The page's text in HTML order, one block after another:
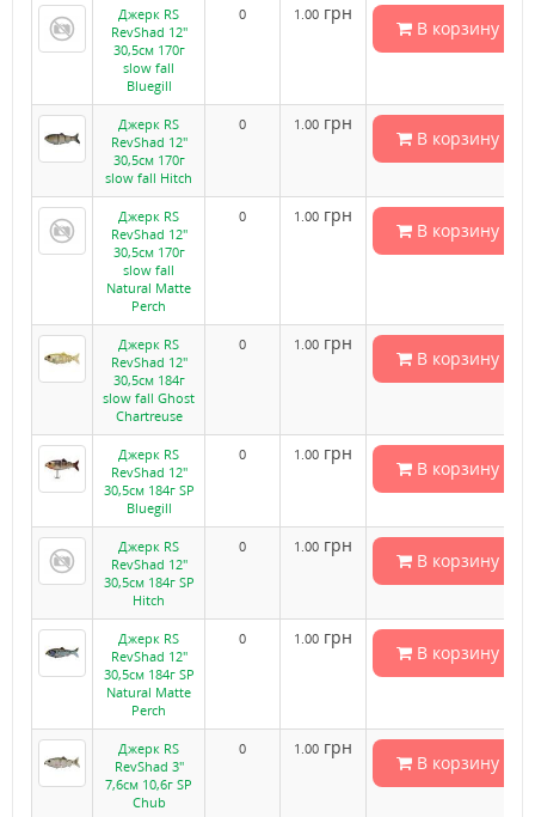
Джерк RS
RevShad 12"
30,5см 170г
slow fall
Bluegill
0 1.00 грн
В корзину
Джерк RS
RevShad 12"
30,5см 170г
slow fall Hitch
0 1.00 грн
В корзину
Джерк RS
RevShad 12"
30,5см 170г
slow fall
Natural Matte
Perch
0 1.00 грн
В корзину
Джерк RS
RevShad 12"
30,5см 184г
slow fall Ghost
Chartreuse
0 1.00 грн
В корзину
Джерк RS
RevShad 12"
30,5см 184г SP
Bluegill
0 1.00 грн
В корзину
Джерк RS
RevShad 12"
30,5см 184г SP
Hitch
0 1.00 грн
В корзину
Джерк RS
RevShad 12"
30,5см 184г SP
Natural Matte
Perch
0 1.00 грн
В корзину
Джерк RS
RevShad 3"
7,6см 10,6г SP
Chub
0 1.00 грн
В корзину